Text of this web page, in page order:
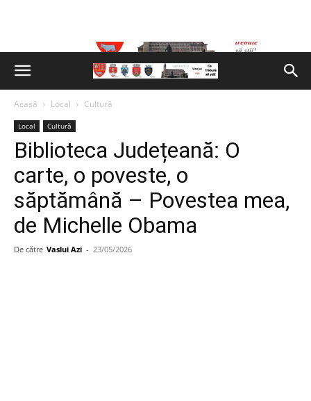
Acasă Local Cultură
Local Cultură
Biblioteca Județeană: O
carte, o poveste, o
săptămână – Povestea mea,
de Michelle Obama
De către Vaslui Azi - 23/05/2026